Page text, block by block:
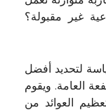
غير مقبولة؟
لتحديد أفضل
العامة. ويقوم
العوائد من